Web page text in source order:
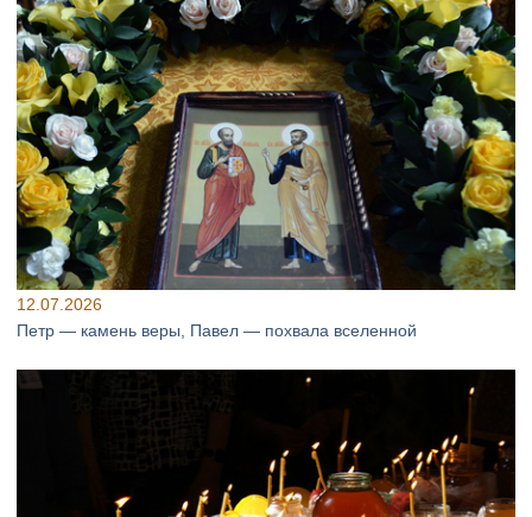
12.07.2026
Петр — камень веры, Павел — похвала вселенной